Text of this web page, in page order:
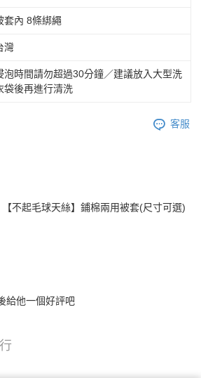
套內 8條綁繩
灣
泡時間請勿超過30分鐘／建議放入大型洗
袋後再進行清洗
客服
【不起毛球天絲】鋪棉兩用被套(尺寸可選)
給他一個好評吧